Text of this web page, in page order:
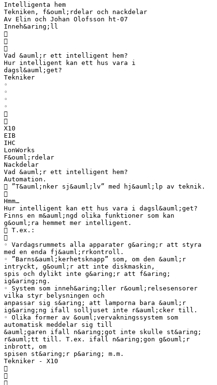
Intelligenta hem
Tekniken, f&ouml;rdelar och nackdelar
Av Elin och Johan Olofsson ht-07
Inneh&aring;ll



Vad &auml;r ett intelligent hem?
Hur intelligent kan ett hus vara i
dagsl&auml;get?
Tekniker
◦
◦
◦
◦


X10
EIB
IHC
LonWorks
F&ouml;rdelar
Nackdelar
Vad &auml;r ett intelligent hem?
Automation.
 ”T&auml;nker sj&auml;lv” med hj&auml;lp av teknik.

Hmm…
Hur intelligent kan ett hus vara i dagsl&auml;get?
Finns en m&auml;ngd olika funktioner som kan
g&ouml;ra hemmet mer intelligent.
 T.ex.:

◦ Vardagsrummets alla apparater g&aring;r att styra
med en enda fj&auml;rrkontroll.
◦ ”Barns&auml;kerhetsknapp” som, om den &auml;r
intryckt, g&ouml;r att inte diskmaskin,
spis och dylikt inte g&aring;r att f&aring;
ig&aring;ng.
◦ System som inneh&aring;ller r&ouml;relsesensorer
vilka styr belysningen och
anpassar sig s&aring; att lamporna bara &auml;r
ig&aring;ng ifall solljuset inte r&auml;cker till.
◦ Olika former av &ouml;vervakningssystem som
automatisk meddelar sig till
&auml;garen ifall n&aring;got inte skulle st&aring;
r&auml;tt till. T.ex. ifall n&aring;gon g&ouml;r
inbrott, om
spisen st&aring;r p&aring; m.m.
Tekniker - X10


